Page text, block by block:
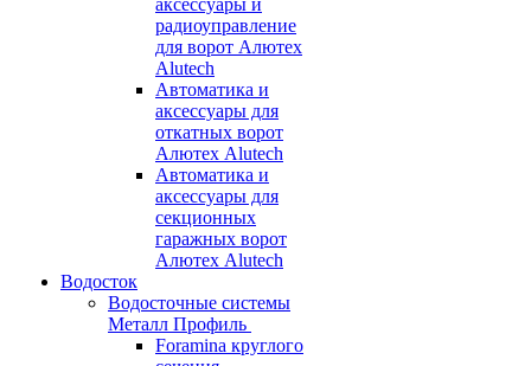
аксессуары и
радиоуправление
для ворот Алютех
Alutech
Автоматика и
аксессуары для
откатных ворот
Алютех Alutech
Автоматика и
аксессуары для
секционных
гаражных ворот
Алютех Alutech
Водосток
Водосточные системы
Металл Профиль
Foramina круглого